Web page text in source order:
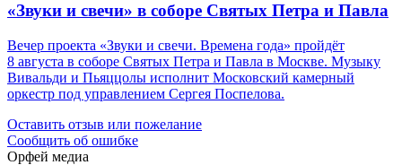
«Звуки и свечи» в соборе Святых Петра и Павла
Вечер проекта «Звуки и свечи. Времена года» пройдёт
8 августа в соборе Святых Петра и Павла в Москве. Музыку
Вивальди и Пьяццолы исполнит Московский камерный
оркестр под управлением Сергея Поспелова.
Оставить отзыв или пожелание
Сообщить об ошибке
Орфей медиа